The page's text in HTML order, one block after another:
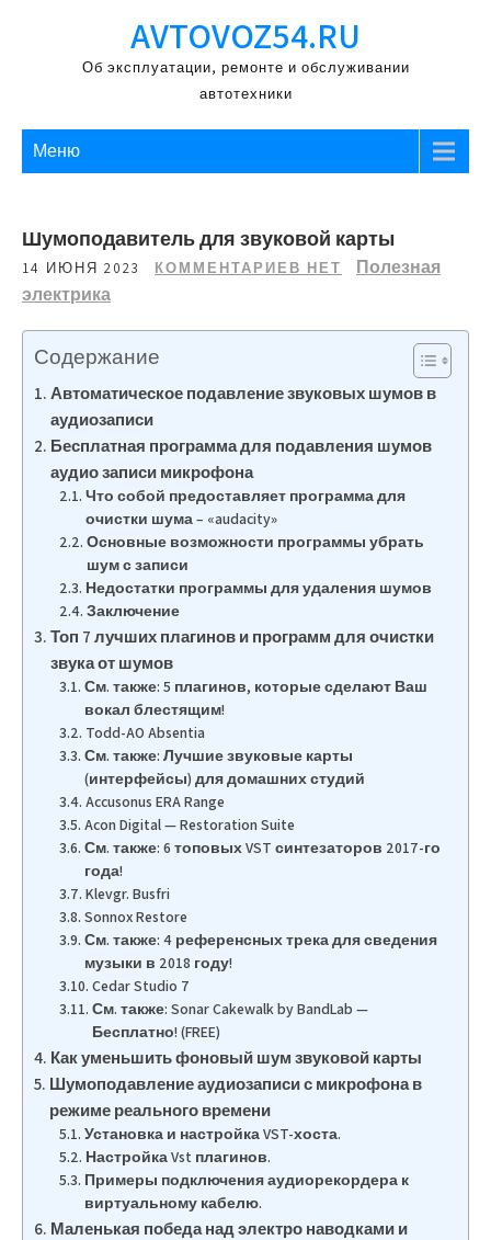
содержимому
AVTOVOZ54.RU
Об эксплуатации, ремонте и обслуживании
автотехники
Меню
Шумоподавитель для звуковой карты
14 ИЮНЯ 2023 КОММЕНТАРИЕВ НЕТ
Полезная
электрика
Содержание
Автоматическое подавление звуковых шумов в
аудиозаписи
Бесплатная программа для подавления шумов
аудио записи микрофона
Что собой предоставляет программа для
очистки шума – «audacity»
Основные возможности программы убрать
шум с записи
Недостатки программы для удаления шумов
Заключение
Топ 7 лучших плагинов и программ для очистки
звука от шумов
См. также: 5 плагинов, которые сделают Ваш
вокал блестящим!
Todd-AO Absentia
См. также: Лучшие звуковые карты
(интерфейсы) для домашних студий
Accusonus ERA Range
Acon Digital — Restoration Suite
См. также: 6 топовых VST синтезаторов 2017-го
года!
Klevgr. Busfri
Sonnox Restore
См. также: 4 референсных трека для сведения
музыки в 2018 году!
Cedar Studio 7
См. также: Sonar Cakewalk by BandLab —
Бесплатно! (FREE)
Как уменьшить фоновый шум звуковой карты
Шумоподавление аудиозаписи с микрофона в
режиме реального времени
Установка и настройка VST-хоста.
Настройка Vst плагинов.
Примеры подключения аудиорекордера к
виртуальному кабелю.
Маленькая победа над электро наводками и